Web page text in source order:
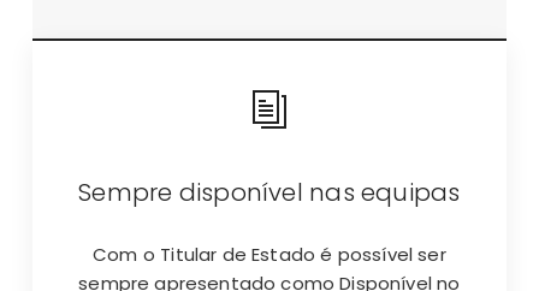
Sempre disponível nas equipas
Com o Titular de Estado é possível ser
sempre apresentado como Disponível no